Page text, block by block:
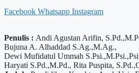
Facebook Whatsapp Instagram
Penulis : Andi Agustan Arifin,
Bujuna A. Alhaddad S.Ag.,M.Ag.,
Dewi Mufidatul Ummah
Haryati S.Pd.,M.Pd., Rita Puspita,